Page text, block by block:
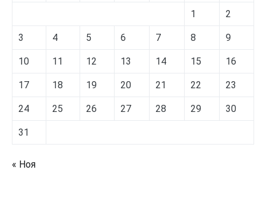
1 2
3 4 5 6 7 8 9
10 11 12 13 14 15 16
17 18 19 20 21 22 23
24 25 26 27 28 29 30
31
« Ноя